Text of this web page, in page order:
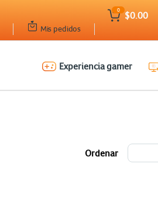
Mis pedidos
0
$0.00
Experiencia gamer
Ordenar